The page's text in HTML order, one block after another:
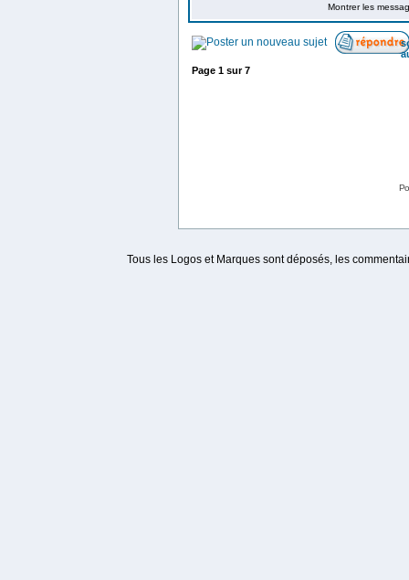
Montrer les
Page 1 sur7
Tous les Logos et Marques sont déposés, les